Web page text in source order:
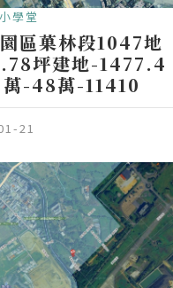
學堂
區菓林段1047地
坪建地-1477.4
萬-48萬-11410
21